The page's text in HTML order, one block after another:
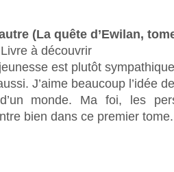
(La quête d’Ewilan,
Livre à découvrir
est plutôt
J’aime beaucoup l’idée
monde. Ma foi, les
bien dans ce premier tome.